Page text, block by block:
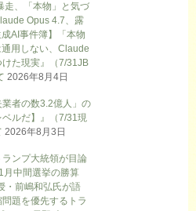
走、「本物」と気づ
Opus 4.7、露
AI事件簿】「本物
用しない、Claude
た現実』（7/31JB
2026年8月4日
業者の数3.2億人」の
ルだ】』（7/31現
2026年8月3日
ランプ大統領が目論
月中間選挙の勝算
・前嶋和弘氏が語
題を優先するトラ